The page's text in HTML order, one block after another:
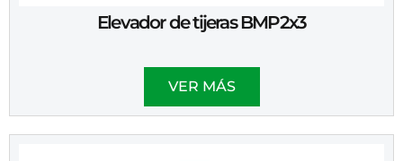
Elevador de tijeras BMP2x3
VER MÁS